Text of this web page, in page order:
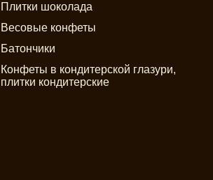
Плитки шоколада
Весовые конфеты
Батончики
Конфеты в кондитерской глазури,
плитки кондитерские